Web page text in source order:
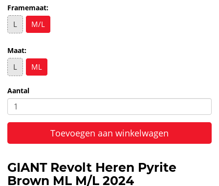
Framemaat:
L M/L
Maat:
L ML
Aantal
Toevoegen aan winkelwagen
GIANT Revolt Heren Pyrite
Brown ML M/L 2024